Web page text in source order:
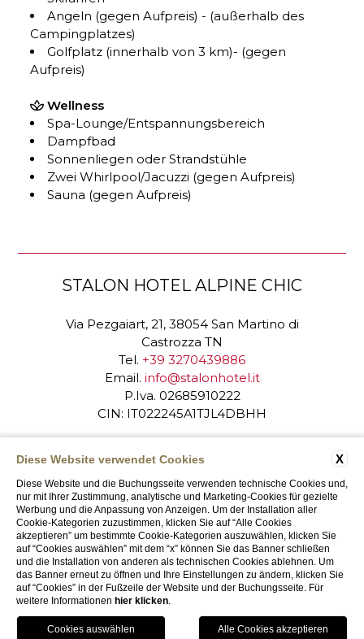
Angeln (gegen Aufpreis) - (außerhalb des
Campingplatzes)
Golfplatz (innerhalb von 3 km)- (gegen
Aufpreis)
Wellness
Spa-Lounge/Entspannungsbereich
Dampfbad
Sonnenliegen oder Strandstühle
Zwei Whirlpool/Jacuzzi (gegen Aufpreis)
Sauna (gegen Aufpreis)
STALON HOTEL ALPINE CHIC
Via Pezgaiart, 21, 38054 San Martino di
Castrozza TN
Tel. +39 3270439886
Email. info@stalonhotel.it
P.Iva. 02685910222
CIN: IT022245A1TJL4DBHH
KONTAKT
DATENSCHUTZ
UNTERNEHMENSDATEN
COOKIE POLICY ACCESSIBILITY
WEBSITE BY BLASTNESS
X
Diese Website verwendet Cookies
Diese Website und die Buchungsseite verwenden technische Cookies und,
nur mit Ihrer Zustimmung, analytische und Marketing-Cookies für gezielte
Werbung und die Anpassung von Anzeigen. Um der Installation aller
Cookie-Kategorien zuzustimmen, klicken Sie auf “Alle Cookies
akzeptieren” um bestimmte Cookie-Kategorien auszuwählen, klicken Sie
auf “Cookies auswählen” mit dem “x” können Sie das Banner schließen
und die Installation von anderen als technischen Cookies ablehnen. Um
das Banner erneut zu öffnen und Ihre Einstellungen zu ändern, klicken Sie
auf “Cookies” in der Fußzeile der Website und der Buchungsseite. Für
weitere Informationen hier klicken.